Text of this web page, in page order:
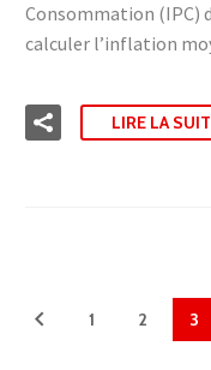
Consommation (IPC)
calculer l’inflation
LIRE LA
1 2 3